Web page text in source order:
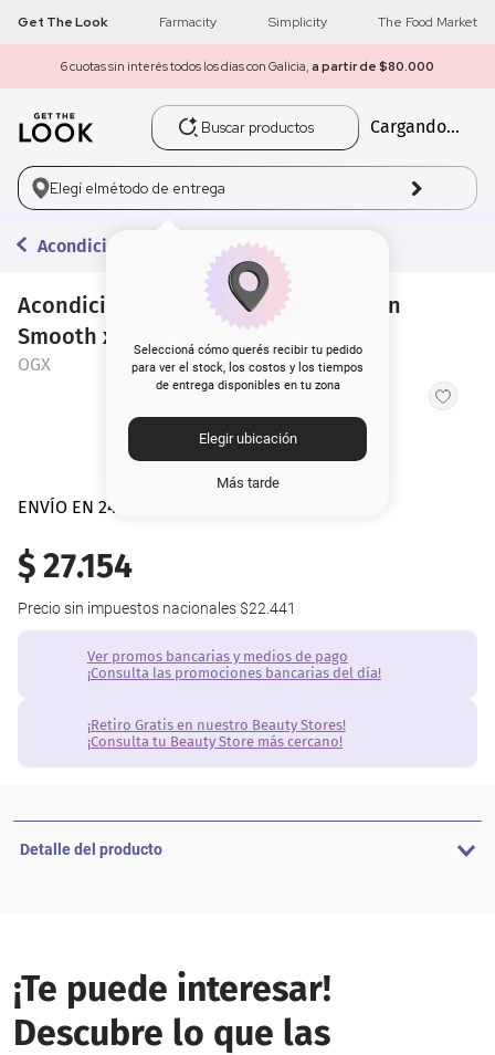
Get The Look Farmacity Simplicity The Food Market
6 cuotas sin interés todos los días con Galicia, a partir de $80.000
Buscar productos
Cargando...
Elegí elmétodo de entrega
Seleccioná cómo querés recibir tu pedido
para ver el stock, los costos y los tiempos
de entrega disponibles en tu zona
Elegir ubicación
Más tarde
Acondicionadores
Acondicionador OGX Brazilian Keratin
Smooth x 385 ml
OGX
ENVÍO EN 24 hs | AMBA
$27.154
Precio sin impuestos nacionales $22.441
Ver promos bancarias y medios de pago
¡Consulta las promociones bancarias del día!
¡Retiro Gratis en nuestro Beauty Stores!
¡Consulta tu Beauty Store más cercano!
Detalle del producto
¡Te puede interesar!
Descubre lo que las
1 get the look
2 máscara pestañas
3.
5. corrector
8. base
9. nyx
10. cher